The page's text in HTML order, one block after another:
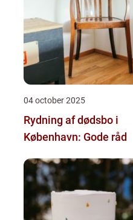
04 october 2025
Rydning af dødsbo i
København: Gode råd